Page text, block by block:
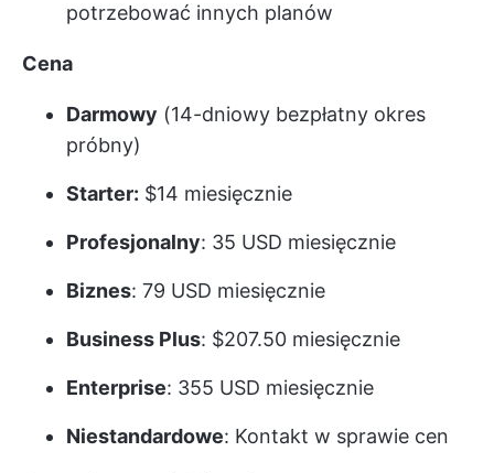
potrzebować innych planów
Cena
Darmowy (14-dniowy bezpłatny okres
próbny)
Starter: $14 miesięcznie
Profesjonalny: 35 USD miesięcznie
Biznes: 79 USD miesięcznie
Business Plus: $207.50 miesięcznie
Enterprise: 355 USD miesięcznie
Niestandardowe: Kontakt w sprawie cen